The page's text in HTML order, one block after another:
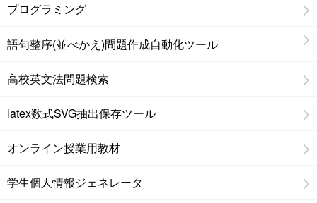
プログラミング
語句整序(並べかえ)問題作成自動化ツール
高校英文法問題検索
latex数式SVG抽出保存ツール
オンライン授業用教材
学生個人情報ジェネレータ